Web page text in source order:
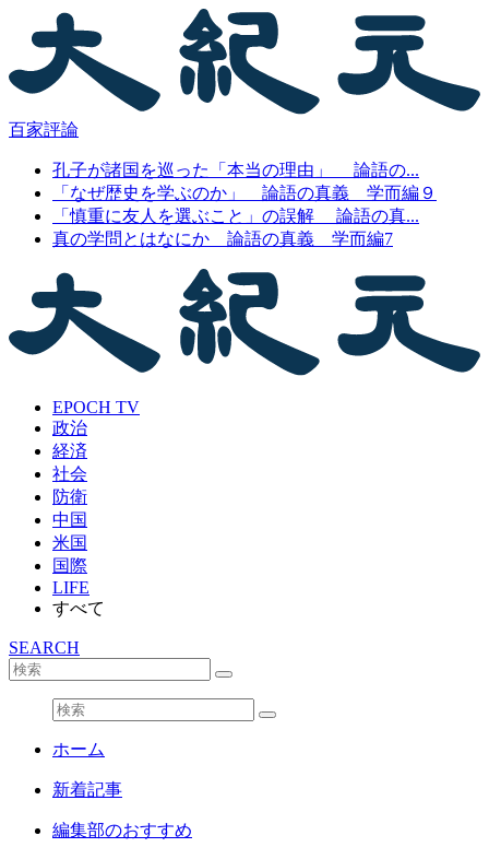
百家評論
孔子が諸国を巡った「本当の理由」 論語の...
「なぜ歴史を学ぶのか」 論語の真義 学而編９
「慎重に友人を選ぶこと」の誤解 論語の真...
真の学問とはなにか 論語の真義 学而編7
EPOCH TV
政治
経済
社会
防衛
中国
米国
国際
LIFE
すべて
SEARCH
ホーム
新着記事
編集部のおすすめ